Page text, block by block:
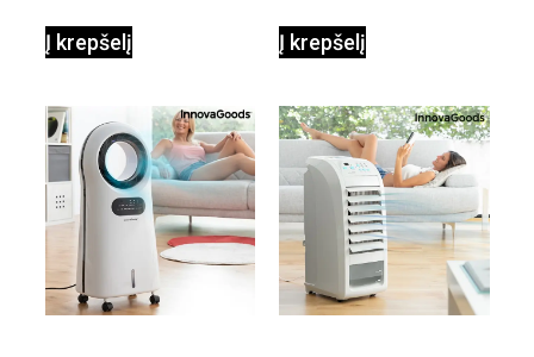
0,35 L 3 Bar
1000W
Į krepšelį
Shiatsu
Į krepšelį